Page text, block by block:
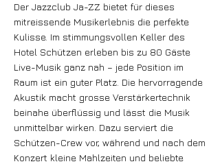
Der Jazzclub Ja-ZZ bietet für dieses
mitreissende Musikerlebnis die perfekte
Kulisse. Im stimmungsvollen Keller des
Hotel Schützen erleben bis zu 80 Gäste
Live-Musik ganz nah – jede Position im
Raum ist ein guter Platz. Die hervorragende
Akustik macht grosse Verstärkertechnik
beinahe überflüssig und lässt die Musik
unmittelbar wirken. Dazu serviert die
Schützen-Crew vor, während und nach dem
Konzert kleine Mahlzeiten und beliebte